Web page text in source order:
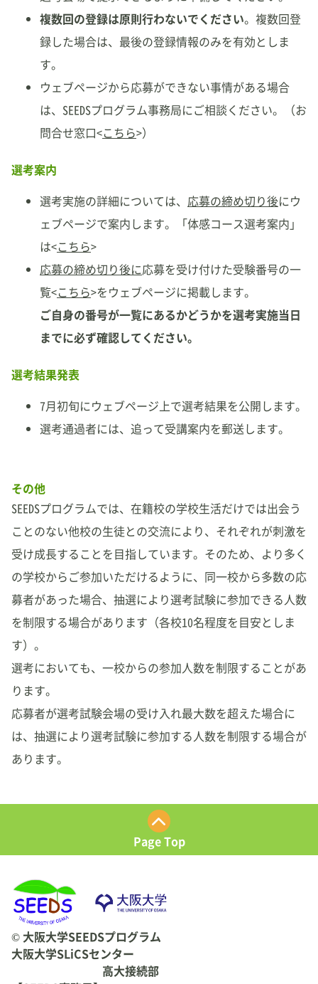
複数回の登録は原則行わないでください。複数回登
録した場合は、最後の登録情報のみを有効としま
す。
ウェブページから応募ができない事情がある場合
は、SEEDSプログラム事務局にご相談ください。（お
問合せ窓口<こちら>）
選考案内
選考実施の詳細については、 応募の締め切り後にウ
ェブページで案内します。「体感コース選考案内」
は<こちら>
応募の締め切り後に応募を受け付けた受験番号の一
覧<こちら>をウェブページに掲載します。
ご自身の番号が一覧にあるかどうかを選考実施当日
までに必ず確認してください。
選考結果発表
7月初旬にウェブページ上で選考結果を公開します。
選考通過者には、追って受講案内を郵送します。
その他
SEEDSプログラムでは、在籍校の学校生活だけでは出会う
ことのない他校の生徒との交流により、それぞれが刺激を
受け成長することを目指しています。そのため、より多く
の学校からご参加いただけるように、同一校から多数の応
募者があった場合、抽選により選考試験に参加できる人数
を制限する場合があります（各校10名程度を目安としま
す）。
選考においても、一校からの参加人数を制限することがあ
ります。
応募者が選考試験会場の受け入れ最大数を超えた場合に
は、抽選により選考試験に参加する人数を制限する場合が
あります。
Page Top
© 大阪大学SEEDSプログラム
大阪大学SLiCSセンター
高大接続部